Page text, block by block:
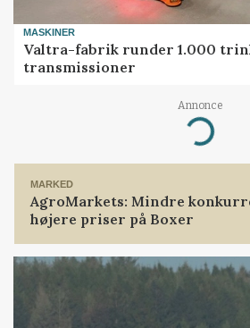
MASKINER
Valtra-fabrik runder 1.000
transmissioner
Annonce
Loading...
MARKED
AgroMarkets: Mindre
højere priser på Boxer